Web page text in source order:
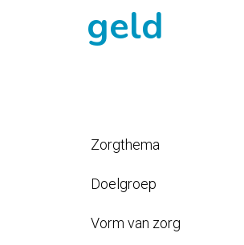
geld
Zorgthema
Doelgroep
Vorm van zorg